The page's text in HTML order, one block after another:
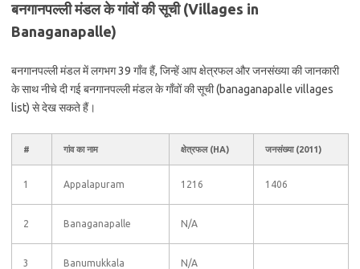
बनगानपल्ली मंडल के गांवों की सूची (Villages in
Banaganapalle)
बनगानपल्ली मंडल में लगभग 39 गाँव हैं, जिन्हें आप क्षेत्रफल और जनसंख्या की जानकारी
के साथ नीचे दी गई बनगानपल्ली मंडल के गाँवों की सूची (banaganapalle villages
list) से देख सकते हैं।
# गांव का नाम क्षेत्रफल (HA) जनसंख्या (2011)
1 Appalapuram 1216 1406
2 Banaganapalle N/A
3 Banumukkala N/A